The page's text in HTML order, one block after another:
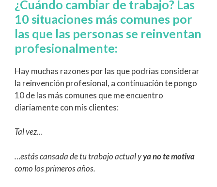
¿Cuándo cambiar de trabajo? Las
10 situaciones más comunes por
las que las personas se reinventan
profesionalmente:
Hay muchas razones por las que podrías considerar
la reinvención profesional, a continuación te pongo
10 de las más comunes que me encuentro
diariamente con mis clientes:
Tal vez…
…estás cansada de tu trabajo actual yya no te motiva
como los primeros años.